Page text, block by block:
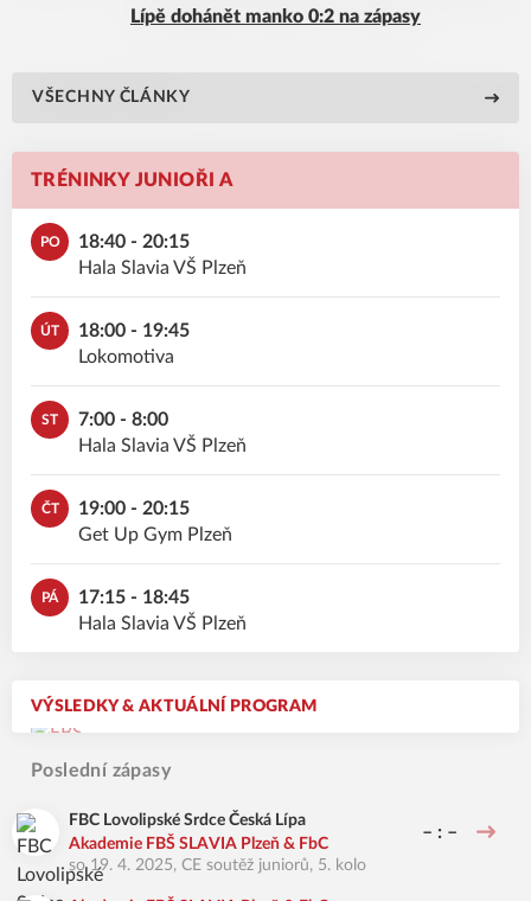
Lípě dohánět manko 0:2 na zápasy
VŠECHNY ČLÁNKY
TRÉNINKY JUNIOŘI A
PO
18:40 - 20:15
Hala Slavia VŠ Plzeň
ÚT
18:00 - 19:45
Lokomotiva
ST
7:00 - 8:00
Hala Slavia VŠ Plzeň
ČT
19:00 - 20:15
Get Up Gym Plzeň
PÁ
17:15 - 18:45
Hala Slavia VŠ Plzeň
VÝSLEDKY & AKTUÁLNÍ PROGRAM
Poslední zápasy
FBC Lovolipské Srdce Česká Lípa
Akademie FBŠ SLAVIA Plzeň & FbC
– : –
so 19. 4. 2025, CE soutěž juniorů, 5. kolo